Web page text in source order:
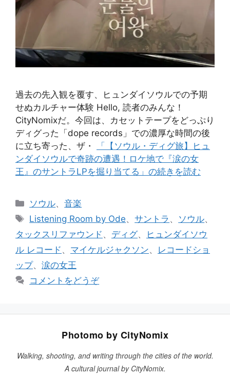
過去の先入観を覆す、ヒュンダイソウルでの予期
せぬカルチャー体験 Hello, 読者のみんな！
CityNomixだ。今回は、カセットテープをどっぷり
ディグった「dope records」での濃厚な時間の後
に立ち寄った、ザ・
「【ソウル・ディグ旅】ヒュ
ンダイソウルで奇跡の遭遇！ロケ地で『涙の女
王』のサントラLPを掘り当てる」の続きを読む
カ
テ
リ
ー
ソウル、音楽
タ
グ
Listening Room by Ode、サントラ 、 ソウル、
タックスリファウンド 、 ディグ、
ヒュンダイソウ
ル レコード 、 マイケルジャクソン、 レコードショ
ップ、 涙の女王
コメントをどうぞ
Photomo by CityNomix
Walking, shooting, and writing through the cities of the world.
A cultural journal by CityNomix.